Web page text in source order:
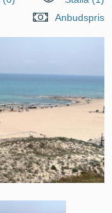
Anbudspris